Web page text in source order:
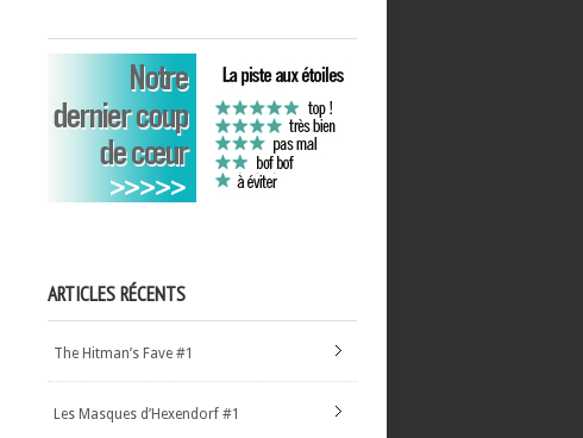
ARTICLES RÉCENTS
The Hitman’s Fave #1
Les Masques d’Hexendorf #1